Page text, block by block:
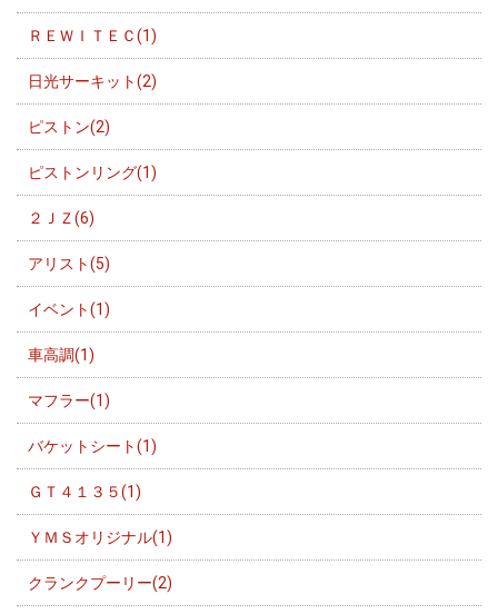
ＲＥＷＩＴＥＣ(1)
日光サーキット(2)
ピストン(2)
ピストンリング(1)
２ＪＺ(6)
アリスト(5)
イベント(1)
車高調(1)
マフラー(1)
バケットシート(1)
ＧＴ４１３５(1)
ＹＭＳオリジナル(1)
クランクプーリー(2)